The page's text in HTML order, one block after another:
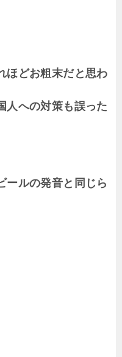
ほどお粗末だと思わ
人への対策も誤った
ールの発音と同じら